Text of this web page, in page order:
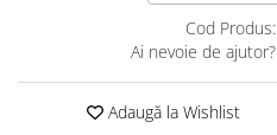
Lumea îngerilor
Seria Masaru Emoto
Cod Produs:
Ai nevoie de ajutor?
Adaugă la Wishlist